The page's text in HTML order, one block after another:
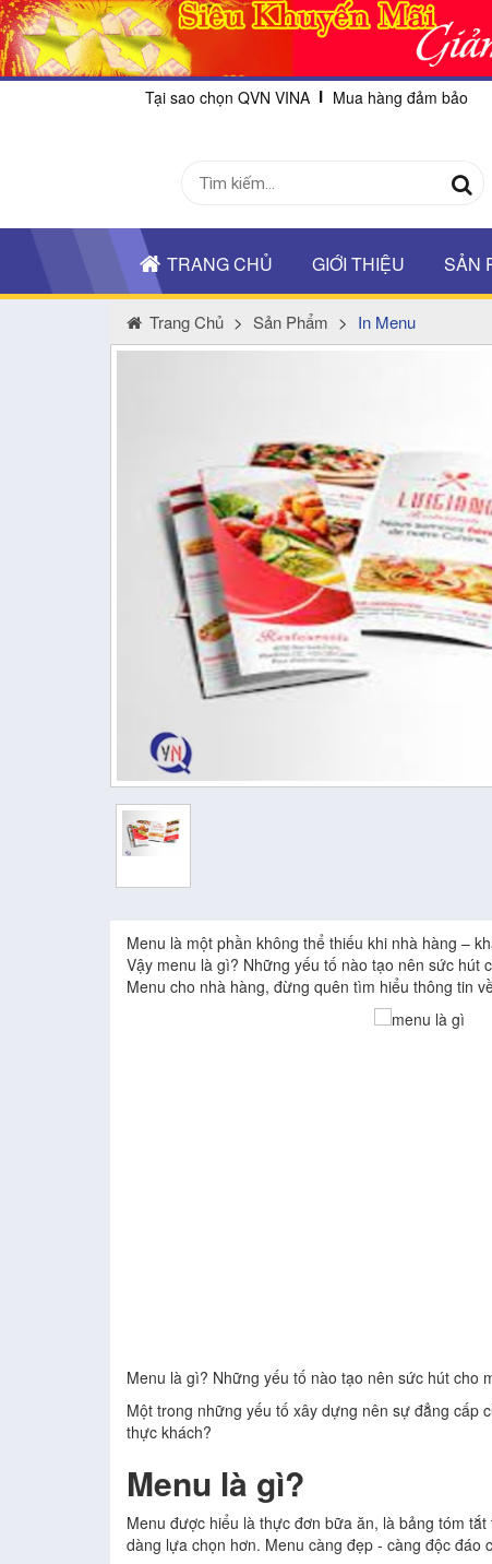
Tại sao chọn QVN VINA Mua hàng đảm bảo
TRANG CHỦ GIỚI THIỆU SẢN
Trang Chủ > Sản Phẩm > In Menu
Menu là một phần không thể thiếu khi nhà hàng –
Vậy menu là gì? Những yếu tố nào tạo nên sức hút
Menu cho nhà hàng, đừng quên tìm hiểu thông tin
Menu là gì? Những yếu tố nào tạo nên sức hút cho
Một trong những yếu tố xây dựng nên sự đẳng cấp
thực khách?
Menu là gì?
Menu được hiểu là thực đơn bữa ăn, là bảng tóm
dàng lựa chọn hơn. Menu càng đẹp - càng độc